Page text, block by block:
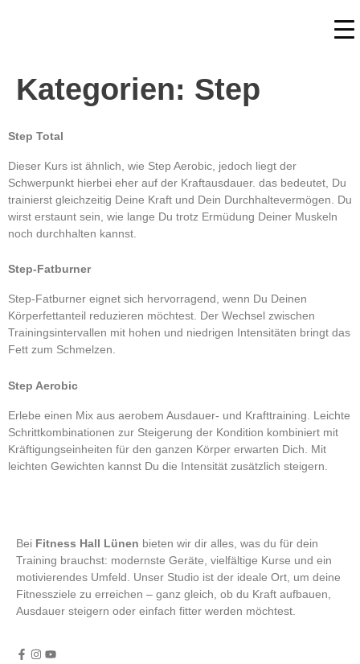
Kategorien: Step
Step Total
Dieser Kurs ist ähnlich, wie Step Aerobic, jedoch liegt der
Schwerpunkt hierbei eher auf der Kraftausdauer. das bedeutet, Du
trainierst gleichzeitig Deine Kraft und Dein Durchhaltevermögen. Du
wirst erstaunt sein, wie lange Du trotz Ermüdung Deiner Muskeln
noch durchhalten kannst.
Step-Fatburner
Step-Fatburner eignet sich hervorragend, wenn Du Deinen
Körperfettanteil reduzieren möchtest. Der Wechsel zwischen
Trainingsintervallen mit hohen und niedrigen Intensitäten bringt das
Fett zum Schmelzen.
Step Aerobic
Erlebe einen Mix aus aerobem Ausdauer- und Krafttraining. Leichte
Schrittkombinationen zur Steigerung der Kondition kombiniert mit
Kräftigungseinheiten für den ganzen Körper erwarten Dich. Mit
leichten Gewichten kannst Du die Intensität zusätzlich steigern.
Bei Fitness Hall Lünen bieten wir dir alles, was du für dein
Training brauchst: modernste Geräte, vielfältige Kurse und ein
motivierendes Umfeld. Unser Studio ist der ideale Ort, um deine
Fitnessziele zu erreichen – ganz gleich, ob du Kraft aufbauen,
Ausdauer steigern oder einfach fitter werden möchtest.